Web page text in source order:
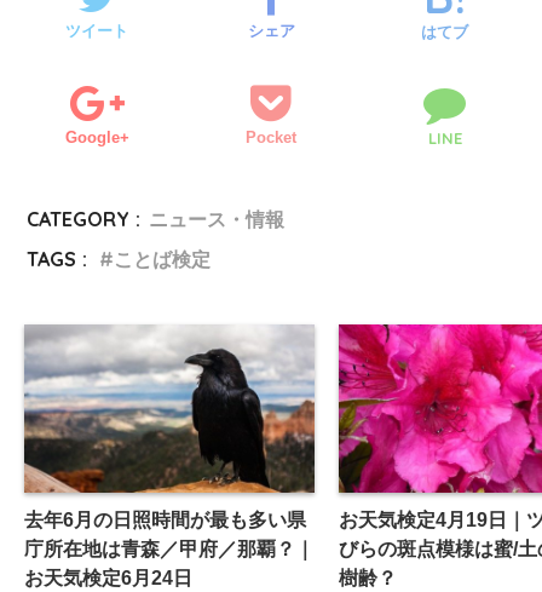
ツイート シェア はてブ
Google+ Pocket LINE
CATEGORY : ニュース・情報
TAGS :
ことば検定
去年6月の日照時間が最も多い県
庁所在地は青森／甲府／那覇？｜
お天気検定6月24日
お天気検定4月19日｜
びらの斑点模様は蜜/
樹齢？